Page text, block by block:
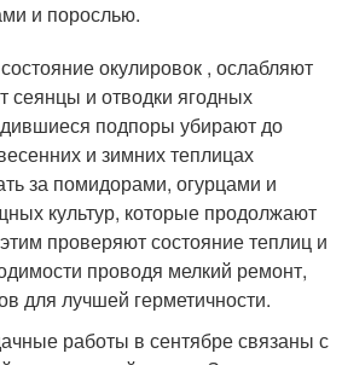
и порослью.
окулировок , ослабляют
сеянцы и отводки ягодных
подпоры убирают до
и зимних теплицах
за помидорами, огурцами и
культур, которые продолжают
проверяют состояние теплиц и
проводя мелкий ремонт,
для лучшей герметичности.
работы в сентябре связаны с